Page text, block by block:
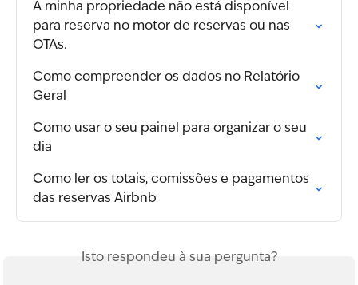
A minha propriedade não está disponível
para reserva no motor de reservas ou nas
OTAs.
Como compreender os dados no Relatório
Geral
Como usar o seu painel para organizar o seu
dia
Como ler os totais, comissões e pagamentos
das reservas Airbnb
Isto respondeu à sua pergunta?